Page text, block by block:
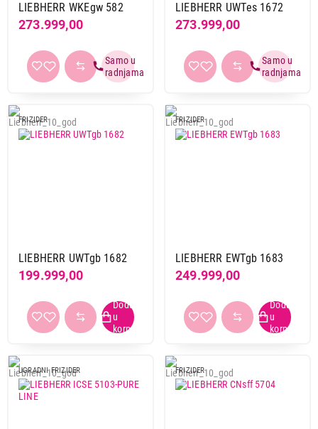
LIEBHERR WKEgw 582
273.999,00
LIEBHERR UWTes 1672
273.999,00
FRIZIDER
LIEBHERR UWTgb 1682
199.999,00
FRIZIDER
LIEBHERR EWTgb 1683
249.999,00
UGRADNI FRIZIDER FRIZIDER